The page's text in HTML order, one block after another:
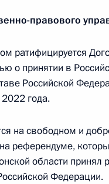
и
четверг
в Указ «О
правового
ратифицируется
о принятии в
Российской
года.
на свободном и
референдуме,
области
Федерации.